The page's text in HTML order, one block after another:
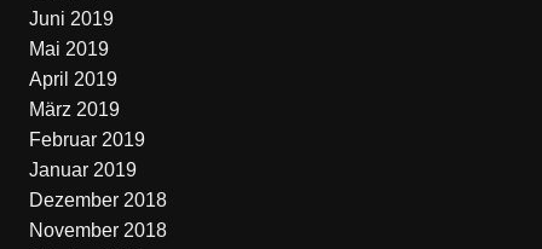
Juni 2019
Mai 2019
April 2019
März 2019
Februar 2019
Januar 2019
Dezember 2018
November 2018